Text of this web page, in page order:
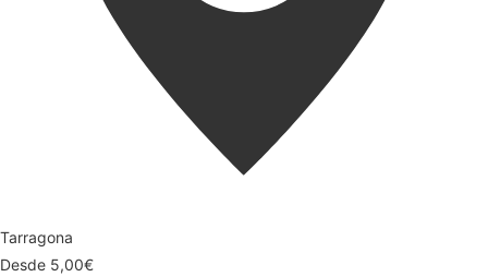
Tarragona
Desde 5,00€